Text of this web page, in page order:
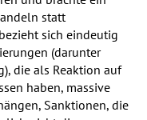
statt
sich eindeutig
(darunter
die als Reaktion auf
haben, massive
Sanktionen, die